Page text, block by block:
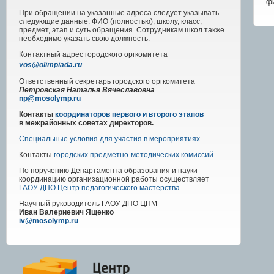
При обращении на указанные адреса следует указывать
следующие данные: ФИО (полностью), школу, класс,
предмет, этап и суть обращения. Сотрудникам школ также
необходимо указать свою должность.
Контактный адрес городского оргкомитета
vos@olimpiada.ru
Ответственный секретарь городского оргкомитета
Петровская Наталья Вячеславовна
np@mosolymp.ru
Контакты координаторов первого и второго этапов
в межрайонных советах директоров.
Специальные условия для участия в мероприятиях
Контакты городских предметно-методических комиссий.
По поручению Департамента образования и науки
координацию организационной работы осуществляет
ГАОУ ДПО Центр педагогического мастерства.
Научный руководитель ГАОУ ДПО ЦПМ
Иван Валериевич Ященко
iv@mosolymp.ru